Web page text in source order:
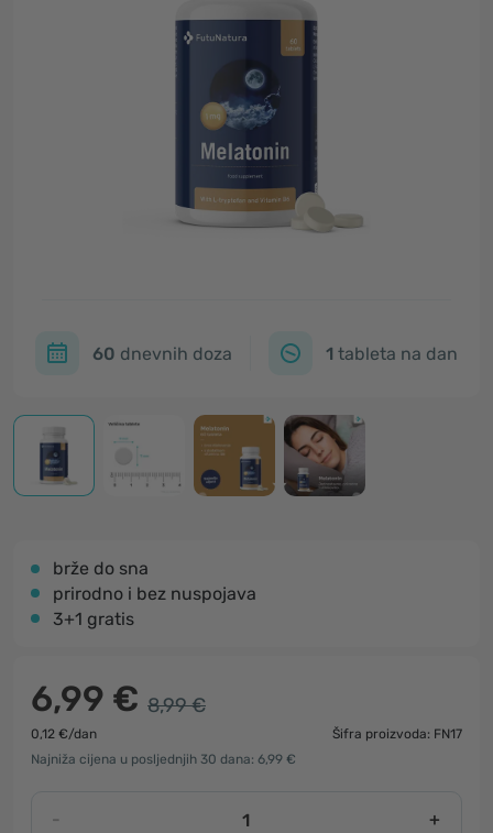
60 dnevnih doza 1 tableta na dan
brže do sna
prirodno i bez nuspojava
3+1 gratis
6,99 € 8,99 €
0,12 €/dan
Šifra proizvoda: FN17
Najniža cijena u posljednjih 30 dana: 6,99 €
- +